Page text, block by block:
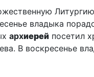
владыка
архиерей посетил
В воскресенье